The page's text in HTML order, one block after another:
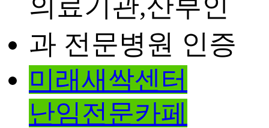
미래새싹센터
난임전문카페